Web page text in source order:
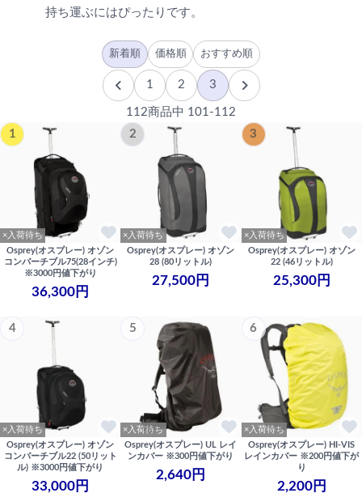
持ち運ぶにはぴったりです。
新着順 価格順 おすすめ順
1 2 3
112商品中 101-112
1
×入荷待ち
Osprey(オスプレー) オゾン
コンバーチブル75(28インチ)
※3000円値下がり
36,300円
2
×入荷待ち
Osprey(オスプレー) オゾン
28 (80リットル)
27,500円
3
×入荷待ち
Osprey(オスプレー) オゾン
22 (46リットル)
25,300円
4
×入荷待ち
Osprey(オスプレー) オゾン
コンバーチブル22 (50リット
ル) ※3000円値下がり
33,000円
5
×入荷待ち
Osprey(オスプレー) UL レイ
ンカバー ※300円値下がり
2,640円
6
×入荷待ち
Osprey(オスプレー) HI-VIS
レインカバー ※200円値下が
り
2,200円